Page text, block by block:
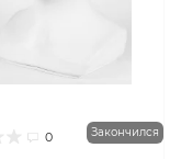
0 Закончился